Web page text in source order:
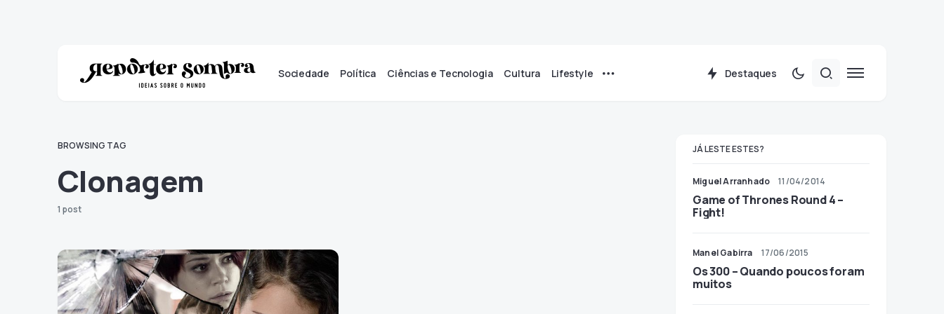
Sociedade Política Ciências e Tecnologia Cultura Lifestyle Destaques
BROWSING TAG
Clonagem
1 post
JÁ LESTE ESTES?
Miguel Arranhado 11/04/2014
Game of Thrones Round 4 –
Fight!
Manel Gabirra 17/06/2015
Os 300 – Quando poucos foram
muitos